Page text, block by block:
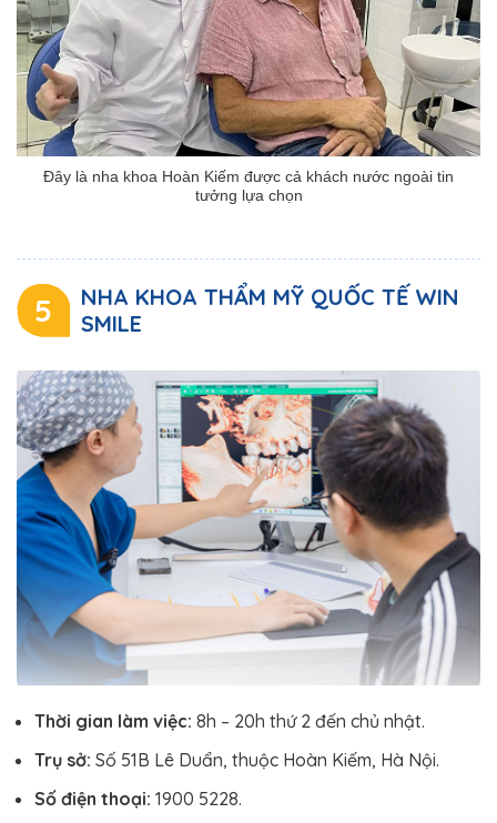
Đây là nha khoa Hoàn Kiếm được cả khách nước ngoài tin
tưởng lựa chọn
5
NHA KHOA THẨM MỸ QUỐC TẾ WIN
SMILE
Thời gian làm việc: 8h – 20h thứ 2 đến chủ nhật.
Trụ sở: Số 51B Lê Duẩn, thuộc Hoàn Kiếm, Hà Nội.
Số điện thoại: 1900 5228.